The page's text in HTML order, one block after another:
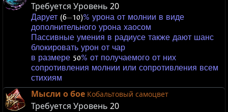
Требуется Уровень 20
Дарует (6—10)% урона от молнии в виде
дополнительного урона хаосом
Пассивные умения в радиусе также дают шанс
блокировать урон от чар
в размере 50% от получаемого от них
сопротивления молнии или сопротивления всем
стихиям
Мысли о бое Кобальтовый самоцвет
Требуется Уровень 20